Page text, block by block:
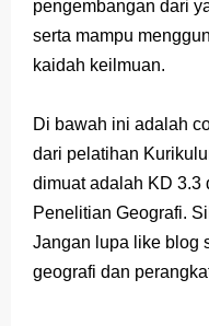
pengembangan dari
serta mampu
kaidah keilmuan.
Di bawah ini adalah
dari pelatihan
dimuat adalah KD 3.3
Penelitian Geografi.
Jangan lupa like blog
geografi dan